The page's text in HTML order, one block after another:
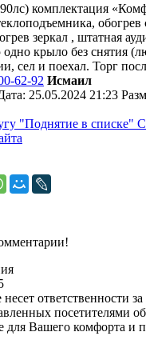
комплектация
обогрев
зеркал , штатная
крыло без снятия
сел и поехал. Торг
62-92 Исмаил
25.05.2024 21:23
"Поднятие в списке"
ответственности
посетителями
для Вашего комфорта и